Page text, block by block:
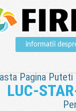
informatii
Pagina
LUC-